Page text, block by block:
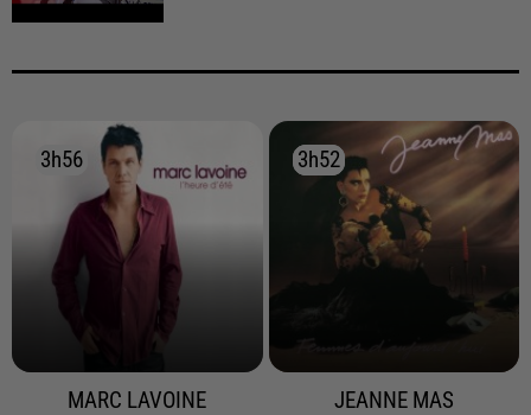
3h56
3h56
MARC LAVOINE
3h52
3h52
JEANNE MAS